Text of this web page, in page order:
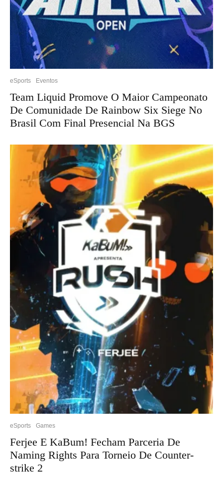
eSports Eventos
Team Liquid Promove O Maior Campeonato
De Comunidade De Rainbow Six Siege No
Brasil Com Final Presencial Na BGS
eSports Games
Ferjee E KaBum! Fecham Parceria De
Naming Rights Para Torneio De Counter-
strike 2